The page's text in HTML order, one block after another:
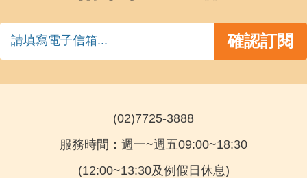
(02)7725-3888
服務時間：週一~週五09:00~18:30
(12:00~13:30及例假日休息)